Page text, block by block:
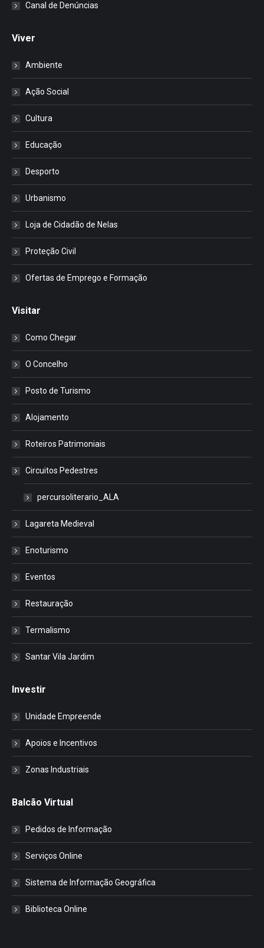
Canal de Denúncias
Viver
Ambiente
Ação Social
Cultura
Educação
Desporto
Urbanismo
Loja de Cidadão de Nelas
Proteção Civil
Ofertas de Emprego e Formação
Visitar
Como Chegar
O Concelho
Posto de Turismo
Alojamento
Roteiros Patrimoniais
Circuitos Pedestres
percursoliterario_ALA
Lagareta Medieval
Enoturismo
Eventos
Restauração
Termalismo
Santar Vila Jardim
Investir
Unidade Empreende
Apoios e Incentivos
Zonas Industriais
Balcão Virtual
Pedidos de Informação
Serviços Online
Sistema de Informação Geográfica
Biblioteca Online